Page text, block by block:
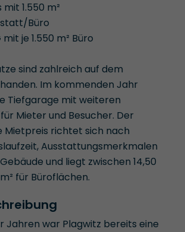
1.550 m²
Büro
mit je 1.550 m² Büro
sind zahlreich auf dem
Im kommenden Jahr
Tiefgarage mit weiteren
Mieter und Besucher. Der
Mietpreis richtet sich nach
Ausstattungsmerkmalen
und liegt zwischen 14,50
für Büroflächen.
Jahren war Plagwitz bereits eine